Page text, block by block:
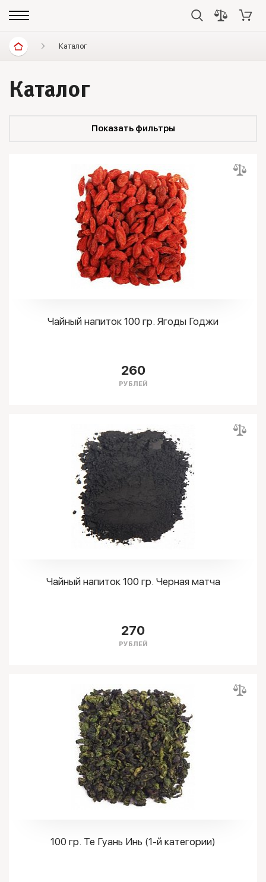
Каталог
Каталог
Показать фильтры
Чайный напиток 100 гр. Ягоды Годжи
260
РУБЛЕЙ
Чайный напиток 100 гр. Черная матча
270
РУБЛЕЙ
100 гр. Те Гуань Инь (1-й категории)